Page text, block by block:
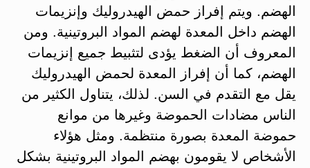
الهضم. ويتم إفراز حمض الهيدروليك وإنزيمات
الهضم داخل المعدة لهضم المواد البروتينية. ومن
المعروف أن الضغط يؤدى لتثبيط جميع إنزيمات
الهضم، كما أن إفراز المعدة لحمض الهيدروليك
يقل مع التقدم في السن. لذلك، يتناول الكثير من
الناس مضادات الحموضة وغيرها من موانع
حموضة المعدة بصورة منتظمة. ومثل هؤلاء
الأشخاص لا يقومون بهضم المواد البروتينية بشكل